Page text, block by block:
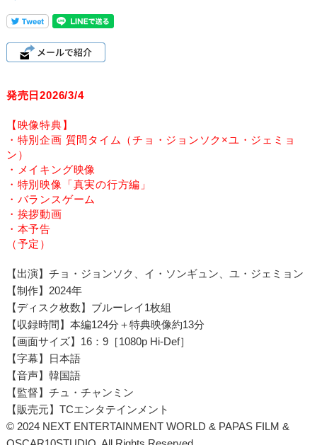
発売日2026/3/4
【映像特典】
・特別企画 質問タイム（チョ・ジョンソク×ユ・ジェミョ
ン）
・メイキング映像
・特別映像「真実の行方編」
・バランスゲーム
・挨拶動画
・本予告
（予定）
【出演】チョ・ジョンソク、イ・ソンギュン、ユ・ジェミョン
【制作】2024年
【ディスク枚数】ブルーレイ1枚組
【収録時間】本編124分＋特典映像約13分
【画面サイズ】16：9［1080p Hi-Def］
【字幕】日本語
【音声】韓国語
【監督】チュ・チャンミン
【販売元】TCエンタテインメント
© 2024 NEXT ENTERTAINMENT WORLD & PAPAS FILM &